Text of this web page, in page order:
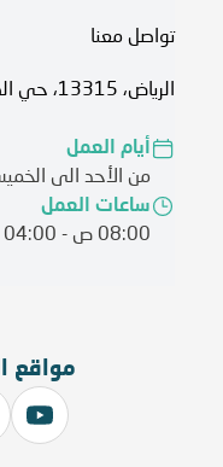
تواصل معنا
الرياض، 13315، حي الصحافة شارع العليا 7370 - 7298
أيام العمل
من الأحد الى
ساعات العمل
08:00 ص - 04:00 م
مواقع